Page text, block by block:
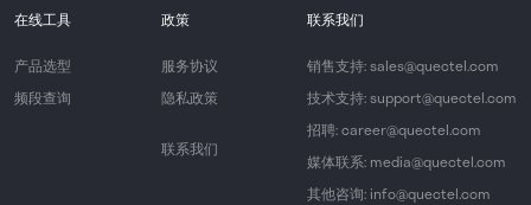
在线工具
产品选型
频段查询
政策
服务协议
隐私政策
联系我们
联系我们
销售支持: sales@quectel.com
技术支持: support@quectel.com
招聘: career@quectel.com
媒体联系: media@quectel.com
其他咨询: info@quectel.com